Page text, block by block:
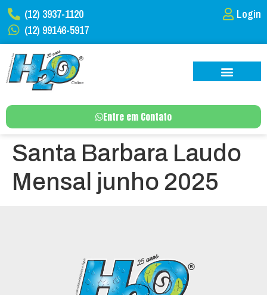
(12) 3937-1120
(12) 99146-5917
Login
Entre em Contato
Santa Barbara Laudo
Mensal junho 2025